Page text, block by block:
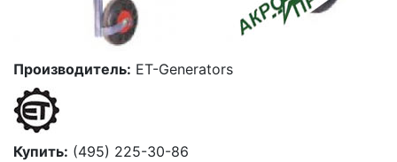
Производитель: ET-Generators
Купить: (495) 225-30-86